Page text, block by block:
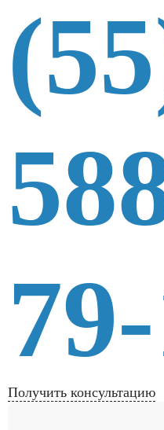
Получить консультацию